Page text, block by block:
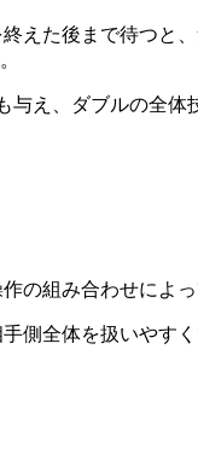
えた後まで待つと
与え、ダブルの全体
組み合わせによ
側全体を扱いやすく